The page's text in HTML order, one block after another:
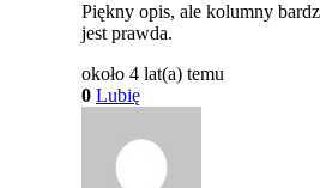
Piękny opis, ale kolumny
jest prawda.
około 4 lat(a) temu
0 Lubię